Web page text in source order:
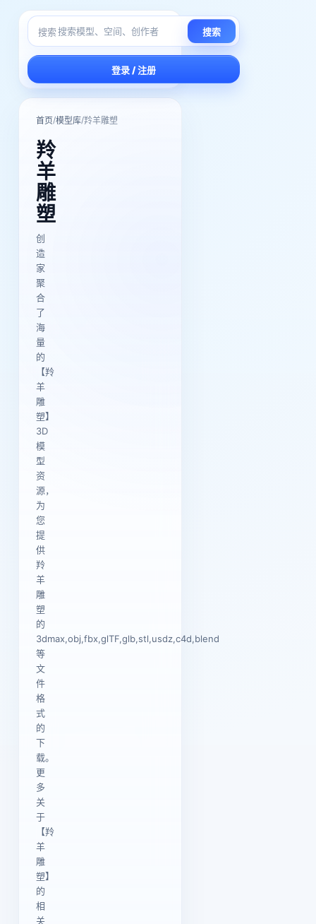
搜索 搜索
登录 / 注册
首页/模型库/羚羊雕塑
羚
羊
雕
塑
创
造
家
聚
合
了
海
量
的
【羚
羊
雕
塑】
3D
模
型
资
源，
为
您
提
供
羚
羊
雕
塑
的
3dmax,obj,fbx,glTF,glb,stl,usdz,c4d,blend
等
文
件
格
式
的
下
载。
更
多
关
于
【羚
羊
雕
塑】
的
相
关